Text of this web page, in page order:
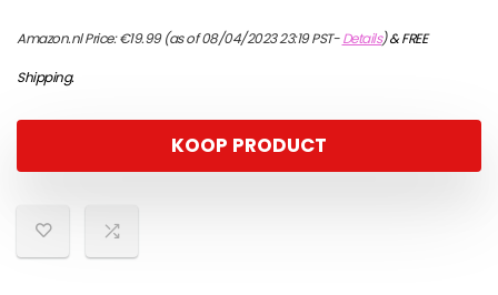
Amazon.nl Price:€19.99(as of 08/04/2023 23:19 PST-Details)&FREE
Shipping.
KOOP PRODUCT